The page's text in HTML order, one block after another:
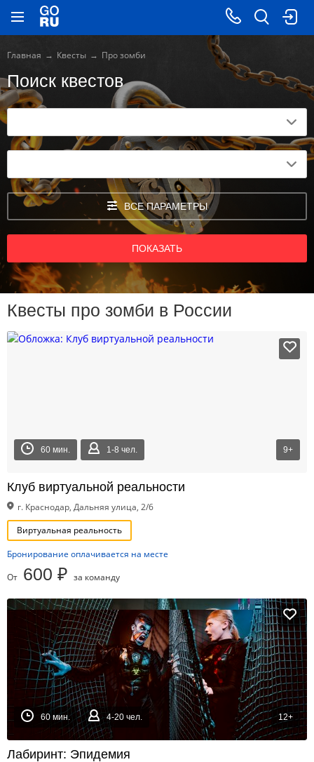
Главная Квесты Про зомби
Поиск квестов
ВСЕ ПАРАМЕТРЫ
ПОКАЗАТЬ
Квесты про зомби в России
60 мин. 1-8 чел. 9+
Клуб виртуальной реальности
г. Краснодар, Дальняя улица, 2/6
Виртуальная реальность
Бронирование оплачивается на месте
От 600 ₽ за команду
60 мин. 4-20 чел. 12+
Лабиринт: Эпидемия